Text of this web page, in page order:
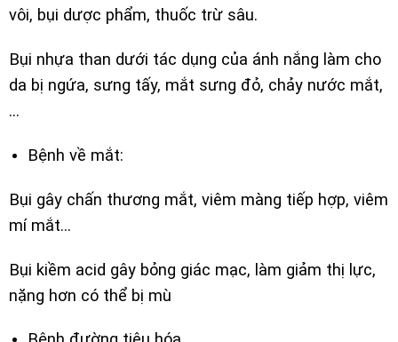
vôi, bụi dược phẩm, thuốc trừ sâu.
Bụi nhựa than dưới tác dụng của ánh nắng làm cho
da bị ngứa, sưng tấy, mắt sưng đỏ, chảy nước mắt,
…
Bệnh về mắt:
Bụi gây chấn thương mắt, viêm màng tiếp hợp, viêm
mí mắt…
Bụi kiềm acid gây bỏng giác mạc, làm giảm thị lực,
nặng hơn có thể bị mù